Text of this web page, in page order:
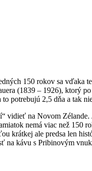
150 rokov sa
(1839 – 1926), ktorý
2,5 dňa a tak
vidieť na Novom
nemá viac než 150
krátkej ale predsa len
na kávu s Pribinovým